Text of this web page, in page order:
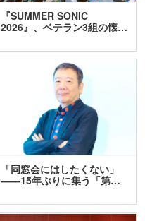
『SUMMER SONIC
2026』、ベテラン3組の懐…
「同窓会にはしたくない」
――15年ぶりに集う「第…